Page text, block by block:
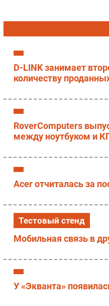
Импорто­замещение
Автоматизация
Интернет
Мобильная связь
Маркетинг
Кадры
Регулирование
Финансы
Безопасность
Инновации
CIO/Управление ИТ
D-LINK занимает
количеству
RoverComputers
между ноутбуком и
Acer отчиталась за
Тестовый стенд
Мобильная связь в
У «Экванта»